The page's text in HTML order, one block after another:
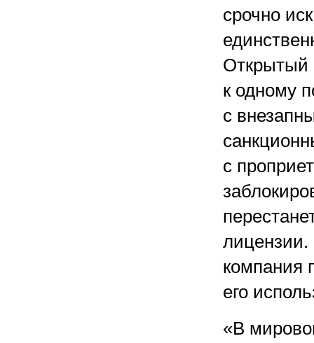
срочно
Открытый
к одному
с
с
лицензии.
компания
его
«В